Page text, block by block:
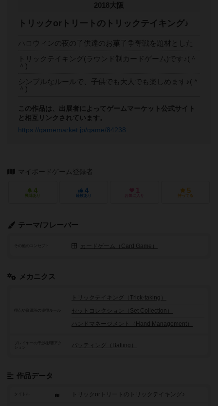
2018大阪
トリックorトリートのトリックテイキング♪
ハロウィンの夜の子供達のお菓子争奪戦を題材とした
トリックテイキング(ラウンド制カードゲーム)です♪(＾
＾)
シンプルなルールで、子供でも大人でも楽しめます♪(＾
＾)
この作品は、出展者によってゲームマーケット公式サイト
と相互リンクされています。
https://gamemarket.jp/game/84238
マイボードゲーム登録者
4
興味あり
4
経験あり
1
お気に入り
5
持ってる
テーマ/フレーバー
その他のコンセプト カードゲーム（Card Game）
メカニクス
トリックテイキング（Trick-taking）
セットコレクション（Set Collection）
ハンドマネージメント（Hand Management）
プレイヤーの干渉/影響アク
バッティング（Batting）
作品データ
タイトル トリックorトリートのトリックテイキング♪